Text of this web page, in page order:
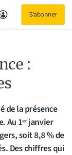
S'abonner
:
de la présence
Au 1ᵉʳ janvier
soit 8,8 % de
Des chiffres qui